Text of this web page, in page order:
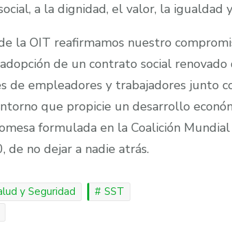
a la dignidad, el valor, la igualdad
la OIT reafirmamos nuestro
de un contrato social
de empleadores y trabajadores junto
que propicie un desarrollo
formulada en la Coalición
de no dejar a nadie atrás.
y Seguridad
SST